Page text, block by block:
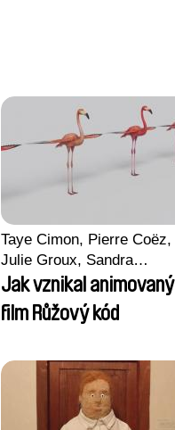
Taye Cimon, Pierre Coëz,
Julie Groux, Sandra
Leydier, Manuarii Morel,
Romain Seisson
Jak vznikal animovaný
film Růžový kód